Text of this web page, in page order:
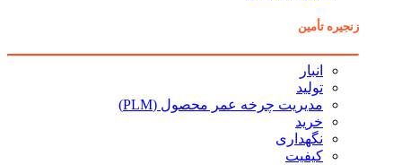
زنجیره تأمین
انبار
تولید
مدیریت چرخه عمر محصول (PLM)
خرید
نگهداری
کیفیت